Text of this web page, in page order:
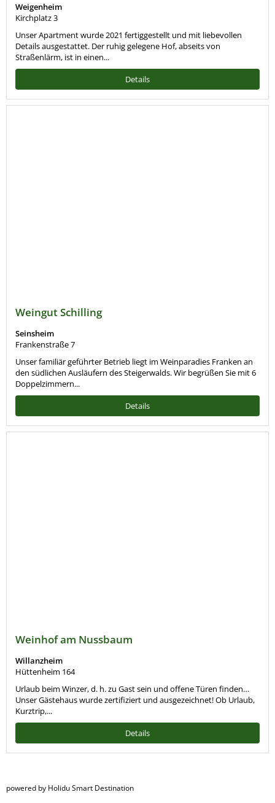
Weigenheim
Kirchplatz 3
Unser Apartment wurde 2021 fertiggestellt und mit liebevollen
Details ausgestattet. Der ruhig gelegene Hof, abseits von
Straßenlärm, ist in einen...
Details
Weingut Schilling
Seinsheim
Frankenstraße 7
Unser familiär geführter Betrieb liegt im Weinparadies Franken an
den südlichen Ausläufern des Steigerwalds. Wir begrüßen Sie mit 6
Doppelzimmern...
Details
Weinhof am Nussbaum
Willanzheim
Hüttenheim 164
Urlaub beim Winzer, d. h. zu Gast sein und offene Türen finden…
Unser Gästehaus wurde zertifiziert und ausgezeichnet! Ob Urlaub,
Kurztrip,...
Details
powered by Holidu Smart Destination